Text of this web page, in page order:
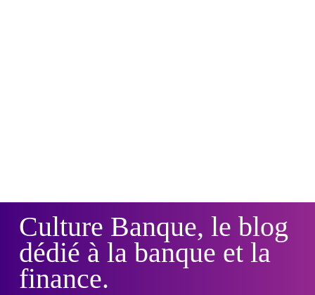
Culture Banque, le blog
dédié à la banque et la
finance.